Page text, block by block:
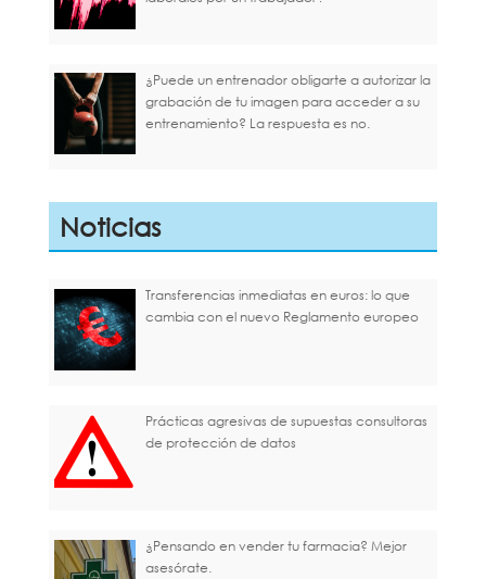
¿Puede un entrenador obligarte a autorizar la
grabación de tu imagen para acceder a su
entrenamiento? La respuesta es no.
Noticias
Transferencias inmediatas en euros: lo que
cambia con el nuevo Reglamento europeo
Prácticas agresivas de supuestas consultoras
de protección de datos
¿Pensando en vender tu farmacia? Mejor
asesórate.